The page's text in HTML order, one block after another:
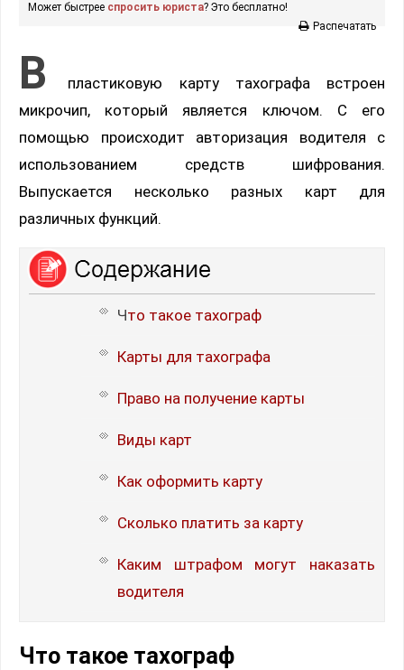
Может быстрее спросить юриста? Это бесплатно!
Распечатать
В
пластиковую карту тахографа встроен
микрочип, который является ключом. С его
помощью происходит авторизация водителя с
использованием средств шифрования.
Выпускается несколько разных карт для
различных функций.
Что такое тахограф
Карты для тахографа
Право на получение карты
Виды карт
Как оформить карту
Сколько платить за карту
Каким штрафом могут наказать
водителя
Что такое тахограф